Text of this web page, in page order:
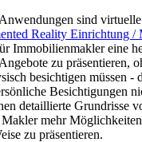
sind
Reality Einrichtung /
Immobilienmakler eine
zu präsentieren,
besichtigen müssen -
Besichtigungen
detaillierte Grundrisse
mehr
zu präsentieren.